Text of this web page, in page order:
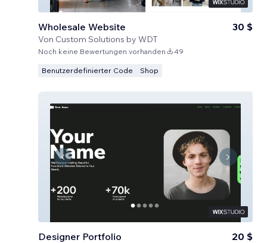
Wholesale Website
Von Custom Solutions by WDT
30 $
Noch keine Bewertungen vorhanden 49
Benutzerdefinierter Code Shop
Designer Portfolio 20 $